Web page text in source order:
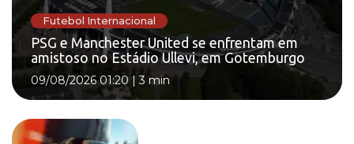
Futebol Internacional
PSG e Manchester United se enfrentam em
amistoso no Estádio Ullevi, em Gotemburgo
09/08/2026 01:20 |3 min